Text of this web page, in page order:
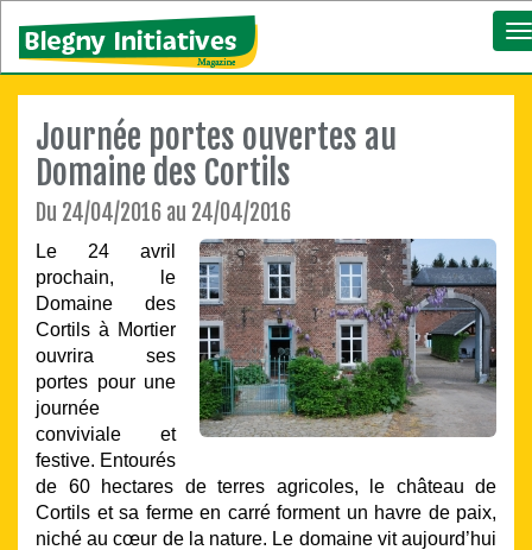
Journée portes ouvertes au
Domaine des Cortils
Du 24/04/2016 au 24/04/2016
Le 24 avril
prochain, le
Domaine des
Cortils à Mortier
ouvrira ses
portes pour une
journée
conviviale et
festive. Entourés
de 60 hectares de terres agricoles, le château de
Cortils et sa ferme en carré forment un havre de paix,
niché au cœur de la nature. Le domaine vit aujourd’hui